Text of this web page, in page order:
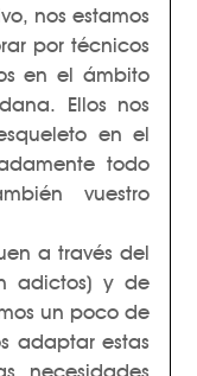
nos estamos
por técnicos
en el ámbito
Ellos nos
en el
todo
vuestro
a través del
adictos) y de
un poco de
adaptar estas
necesidades